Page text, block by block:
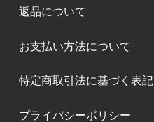
返品について
お支払い方法について
特定商取引法に基づく表記
プライバシーポリシー